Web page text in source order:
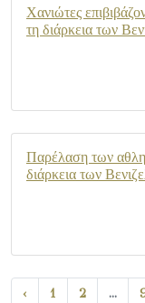
Χανιώτες
τη διάρκεια των
Παρέλαση των
διάρκεια των
‹ 1 2 ...